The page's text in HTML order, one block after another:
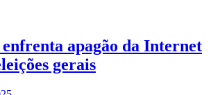
apagão da Internet
gerais